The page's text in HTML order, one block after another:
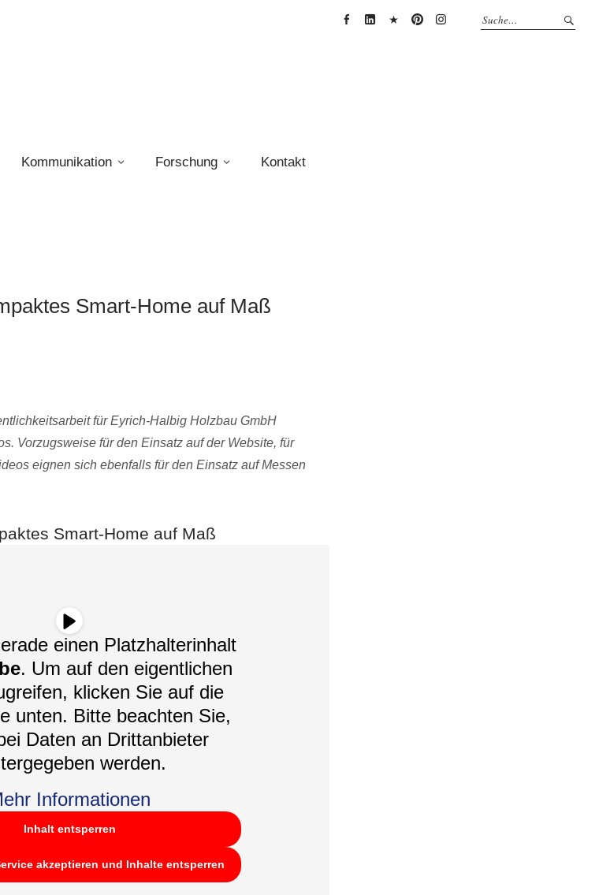
Kommunikation Forschung Kontakt
Smart-Home auf Maß
für Eyrich-Halbig Holzbau GmbH
Vorzugsweise für den Einsatz auf der Website, für
eignen sich ebenfalls für den Einsatz auf Messen
Smart-Home auf Maß
einen Platzhalterinhalt
. Um auf den eigentlichen
klicken Sie auf die
unten. Bitte beachten Sie,
Daten an Drittanbieter
werden.
Informationen
Inhalt entsperren
akzeptieren und Inhalte entsperren